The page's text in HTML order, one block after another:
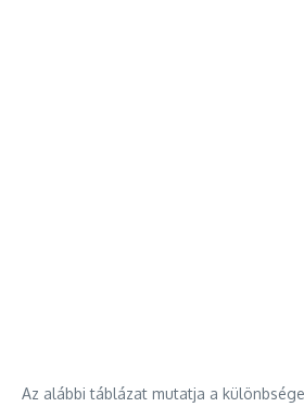
Az alábbi táblázat mutatja a